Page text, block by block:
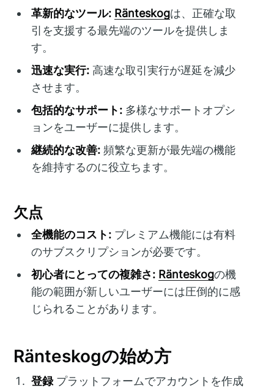
革新的なツール: Ränteskogは、正確な取
引を支援する最先端のツールを提供しま
す。
迅速な実行: 高速な取引実行が遅延を減少
させます。
包括的なサポート: 多様なサポートオプシ
ョンをユーザーに提供します。
継続的な改善: 頻繁な更新が最先端の機能
を維持するのに役立ちます。
欠点
全機能のコスト: プレミアム機能には有料
のサブスクリプションが必要です。
初心者にとっての複雑さ: Ränteskogの機
能の範囲が新しいユーザーには圧倒的に感
じられることがあります。
Ränteskogの始め方
登録プラットフォームでアカウントを作成